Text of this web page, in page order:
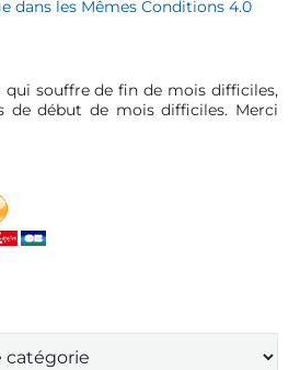
souffre de fin de mois difficiles,
de début de mois difficiles. Merci